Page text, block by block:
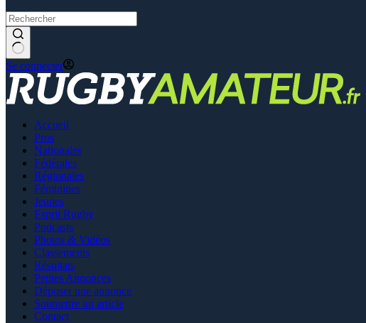
Se connecter
Accueil
Pros
Nationales
Fédérales
Régionales
Féminines
Jeunes
Esprit Rugby
Podcasts
Photos & Vidéos
Classements
Résultats
Petites Annonces
Déposer une annonce
Soumettre un article
Contact